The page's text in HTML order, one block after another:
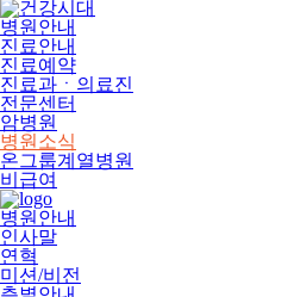
병원안내
진료안내
진료예약
진료과ㆍ의료진
전문센터
암병원
병원소식
온그룹계열병원
비급여
병원안내
인사말
연혁
미션/비전